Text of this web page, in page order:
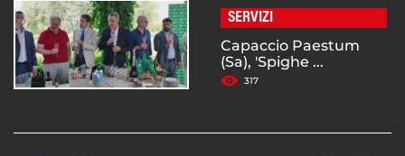
SERVIZI
Capaccio Paestum
(Sa), 'Spighe ...
317